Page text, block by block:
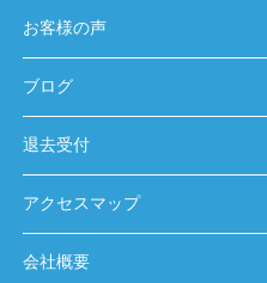
お客様の声
ブログ
退去受付
アクセスマップ
会社概要